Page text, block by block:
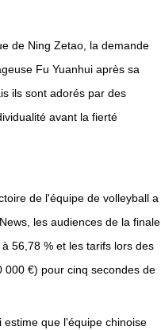
de Ning Zetao, la demande
Fu Yuanhui après sa
ils sont adorés par des
avant la fierté
de l'équipe de volleyball a
les audiences de la finale
56,78 % et les tarifs lors des
000 €) pour cinq secondes de
estime que l'équipe chinoise